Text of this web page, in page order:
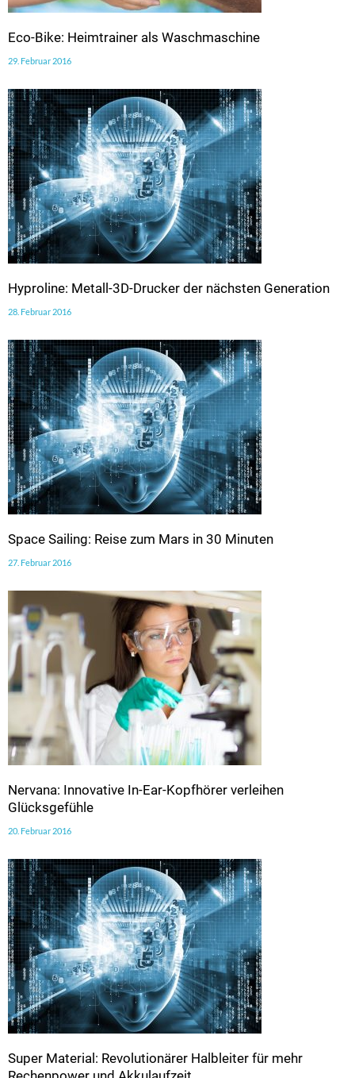
Eco-Bike: Heimtrainer als Waschmaschine
29. Februar 2016
Hyproline: Metall-3D-Drucker der nächsten Generation
28. Februar 2016
Space Sailing: Reise zum Mars in 30 Minuten
27. Februar 2016
Nervana: Innovative In-Ear-Kopfhörer verleihen
Glücksgefühle
20. Februar 2016
Super Material: Revolutionärer Halbleiter für mehr